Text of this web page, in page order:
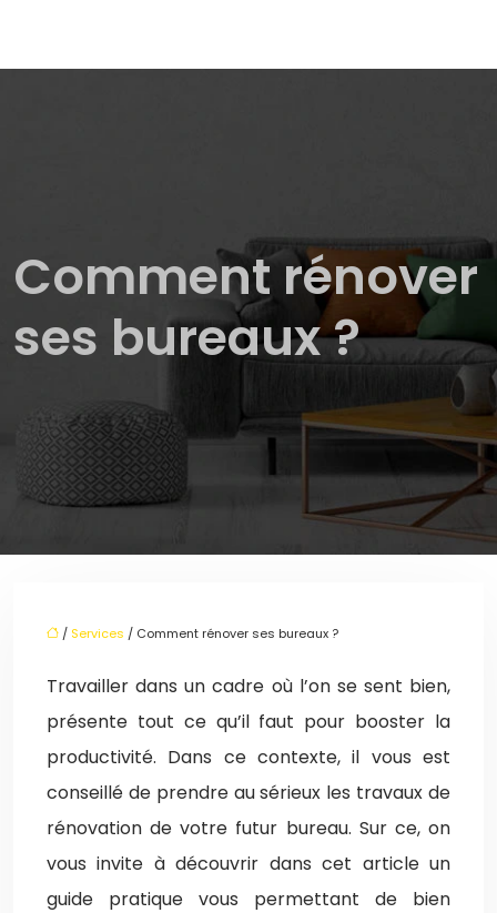
Comment rénover
ses bureaux ?
/ Services / Comment rénover ses bureaux ?
Travailler dans un cadre où l’on se sent bien,
présente tout ce qu’il faut pour booster la
productivité. Dans ce contexte, il vous est
conseillé de prendre au sérieux les travaux de
rénovation de votre futur bureau. Sur ce, on
vous invite à découvrir dans cet article un
guide pratique vous permettant de bien